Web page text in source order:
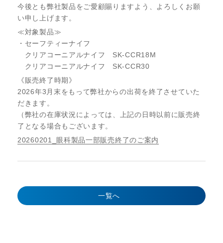
今後とも弊社製品をご愛顧賜りますよう、よろしくお願
い申し上げます。
≪対象製品≫
・セーフティーナイフ
クリアコーニアルナイフ SK-CCR18M
クリアコーニアルナイフ SK-CCR30
《販売終了時期》
2026年3月末をもって弊社からの出荷を終了させていた
だきます。
（弊社の在庫状況によっては、上記の日時以前に販売終
了となる場合もございます。
20260201_眼科製品一部販売終了のご案内
一覧へ